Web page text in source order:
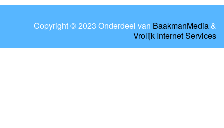
Copyright © 2023 Onderdeel van BaakmanMedia &
Vrolijk Internet Services